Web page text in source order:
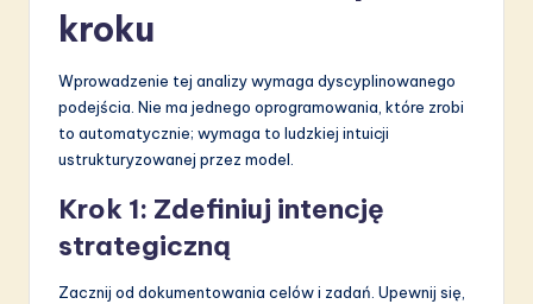
kroku
Wprowadzenie tej analizy wymaga dyscyplinowanego
podejścia. Nie ma jednego oprogramowania, które zrobi
to automatycznie; wymaga to ludzkiej intuicji
ustrukturyzowanej przez model.
Krok 1: Zdefiniuj intencję
strategiczną
Zacznij od dokumentowania celów i zadań. Upewnij się,